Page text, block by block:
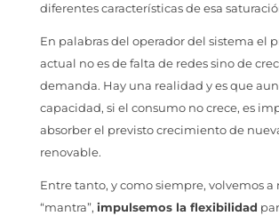
diferentes características de esa
En palabras del operador del sistema el
actual no es de falta de redes sino de
demanda. Hay una realidad y es que
capacidad, si el consumo no crece, es
absorber el previsto crecimiento de
renovable.
Entre tanto, y como siempre, volvemos a
“mantra”, impulsemos la flexibilidad